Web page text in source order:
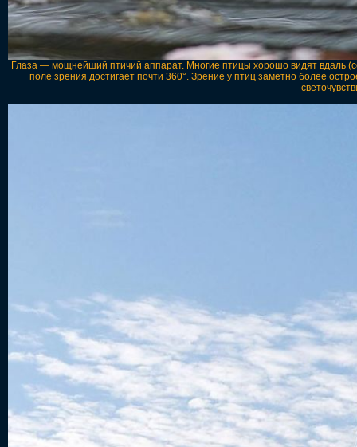
Глаза — мощнейший птичий аппарат. Многие птицы хорошо видят вдаль
поле зрения достигает почти 360°. Зрение у птиц заметно более